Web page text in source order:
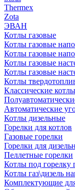
Thermex
Zota
ЭВАН
Котлы газовые
Котлы газовые
Котлы газовые
Котлы газовые
Котлы газовые
Котлы
Классические котлы
Автоматические
Котлы дизельные
Горелки для котлов
Газовые горелки
Горелки для
Пеллетные горелки
Котлы под горелку
Котлы газ\дизель
Комплектующие